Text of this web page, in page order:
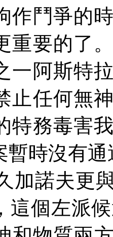
作鬥爭的
重要的了
一阿斯特
止任何無
特務毒害
暫時沒有
加諾夫更
這個左派